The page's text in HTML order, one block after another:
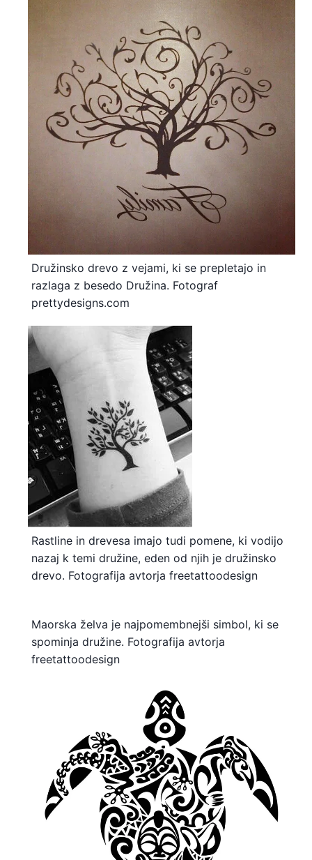
Družinsko drevo z vejami, ki se prepletajo in
razlaga z besedo Družina. Fotograf
prettydesigns.com
Rastline in drevesa imajo tudi pomene, ki vodijo
nazaj k temi družine, eden od njih je družinsko
drevo. Fotografija avtorja freetattoodesign
Maorska želva je najpomembnejši simbol, ki se
spominja družine. Fotografija avtorja
freetattoodesign